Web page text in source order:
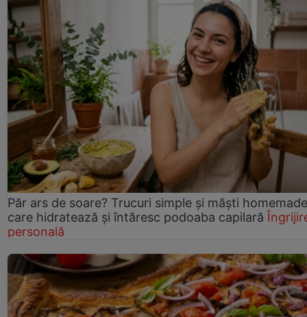
Păr ars de soare? Trucuri simple și măști homemade
care hidratează și întăresc podoaba capilară
personală